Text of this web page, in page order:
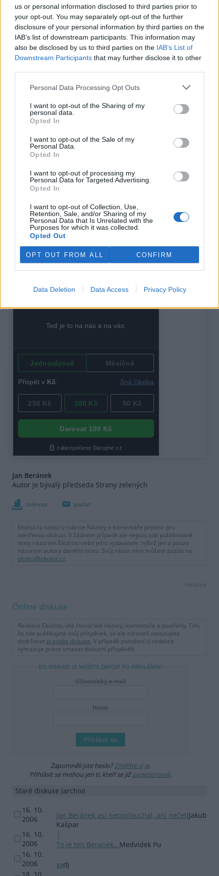
us or personal information disclosed to third parties prior to
your opt-out. You may separately opt-out of the further
disclosure of your personal information by third parties on the
IAB’s list of downstream participants. This information may
also be disclosed by us to third parties on the IAB’s List of
Downstream Participants that may further disclose it to other
Personal Data Processing Opt Outs
I want to opt-out of the Sharing of my
personal data.
Opted In
I want to opt-out of the Sale of my
Personal Data.
Opted In
I want to opt-out of processing my
Personal Data for Targeted Advertising.
Opted In
I want to opt-out of Collection, Use,
Retention, Sale, and/or Sharing of my
Personal Data that Is Unrelated with the
Purposes for which it was collected.
Opted Out
OPT OUT FROM ALL CONFIRM
Data Deletion Data Access Privacy Policy
Jak je možné, že strana zrozená ze solidarity, citlivosti a
zásadního odporu k ničení světa arogantními mocnými, už
v prvních měsících parlamentního fungování obrací na
ruby snad všechny prvky svého politického programu?
Důvody, kterými se Strana zelených snaží obhájit své
konání, spíše završují absurditu její piruety, když hlavním
strany v očích voličů i ostatních stran.
Domnívám se, že příčinou zmodrání Strany zelených je v
každou cenu. Rozprodej programu začal už ve chvíli, kdy se
hlavní sponzor její volební kampaně, Jaroslav Soukup ze
oblasti ekonomiky. Takové kupování politického vlivu
bohatými podnikateli do zelené politiky rozhodně nepatří!
pro stranu žádoucí, sám o sobě není nejvyšší hodnotou.
Bohužel, Strana zelených za něj v tuto chvíli zaplatila
anihilací programového obsahu.
Chovám ale naději, že jde jen o dočasnou epizodu a že se –
stejně jako v přírodních ekosystémech – ve Straně zelených
prosadí zpětná vazba a sebeopravné mechanismy. Snad jí
k nalezení ztracené orientace pomůže i tento text.
Jan Beránek
Autor je bývalý předseda Strany zelených
tisknout poslat
Ekolist.cz nabízí v rubrice Názory a komentáře prostor pro
otevřenou diskuzi. V žádném případě ale nejsou zde publikované
texty názorem Ekolistu nebo jeho vydavatele, nýbrž jen a pouze
názorem autora daného textu. Svůj názor nám můžete poslat na
ekolist@ekolist.cz.
reklama
Online diskuse
Redakce Ekolistu vítá čtenářské názory, komentáře a postřehy. Tím,
že zde publikujete svůj příspěvek, se ale zároveň zavazujete
dodržovat pravidla diskuse. V případě porušení si redakce
vyhrazuje právo smazat diskusní příspěvěk
DO DISKUZE SE MŮŽETE ZAPOJIT PO PŘIHLÁŠENÍ
Uživatelský e-mail
Heslo
Zapomněli jste heslo?Změňte si je.
Přihlásit se mohou jen ti, kteří se jižzaregistrovali.
Staré diskuse (archiv)
16. 10.
2006
Jan Beránek asi neposlouchal, ani nečetlJakub
Kašpar
16. 10.
2006
To je ten Beranek...Medvidek Pu
16. 10.
2006
xxdj